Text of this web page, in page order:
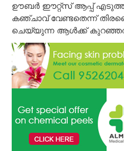
ഊബര്‍ ഈറ്റ്സ് ആപ്പ് എടുത്ത
കഞ്ചാവ് വേണ്ടതെന്ന്
ചെയ്യുന്ന ആള്‍ക്ക്